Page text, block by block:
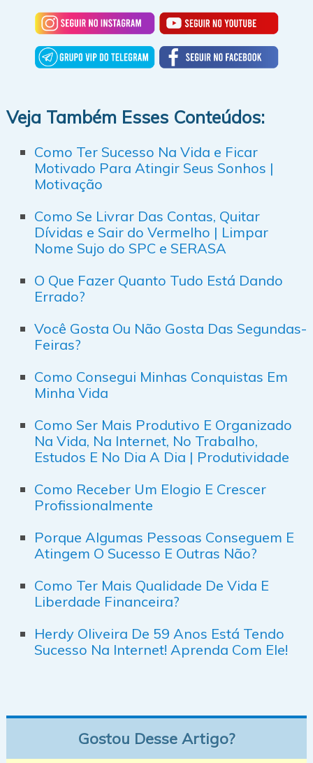
Veja Também Esses Conteúdos:
Como Ter Sucesso Na Vida e Ficar
Motivado Para Atingir Seus Sonhos |
Motivação
Como Se Livrar Das Contas, Quitar
Dívidas e Sair do Vermelho | Limpar
Nome Sujo do SPC e SERASA
O Que Fazer Quanto Tudo Está Dando
Errado?
Você Gosta Ou Não Gosta Das Segundas-
Feiras?
Como Consegui Minhas Conquistas Em
Minha Vida
Como Ser Mais Produtivo E Organizado
Na Vida, Na Internet, No Trabalho,
Estudos E No Dia A Dia | Produtividade
Como Receber Um Elogio E Crescer
Profissionalmente
Porque Algumas Pessoas Conseguem E
Atingem O Sucesso E Outras Não?
Como Ter Mais Qualidade De Vida E
Liberdade Financeira?
Herdy Oliveira De 59 Anos Está Tendo
Sucesso Na Internet! Aprenda Com Ele!
Gostou Desse Artigo?